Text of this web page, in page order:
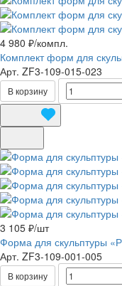
4 980 ₽/компл.
Комплект форм для
Арт. ZF3-109-015-023
В корзину
3 105 ₽/шт
Форма для скульптуры
Арт. ZF3-109-001-005
В корзину